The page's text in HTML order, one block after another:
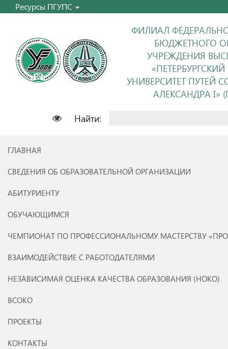
Ресурсы ПГУПС
ФИЛИАЛ
БЮДЖЕТНОГО
УЧРЕЖДЕНИЯ
УНИВЕРСИТЕТ ПУТЕЙ
АЛЕКСАНДРА I»
Найти:
ГЛАВНАЯ
СВЕДЕНИЯ ОБ ОБРАЗОВАТЕЛЬНОЙ ОРГАНИЗАЦИИ
АБИТУРИЕНТУ
ОБУЧАЮЩИМСЯ
ЧЕМПИОНАТ ПО ПРОФЕССИОНАЛЬНОМУ МАСТЕРСТВУ
ВЗАИМОДЕЙСТВИЕ С РАБОТОДАТЕЛЯМИ
НЕЗАВИСИМАЯ ОЦЕНКА КАЧЕСТВА ОБРАЗОВАНИЯ (НОКО)
ВСОКО
ПРОЕКТЫ
КОНТАКТЫ